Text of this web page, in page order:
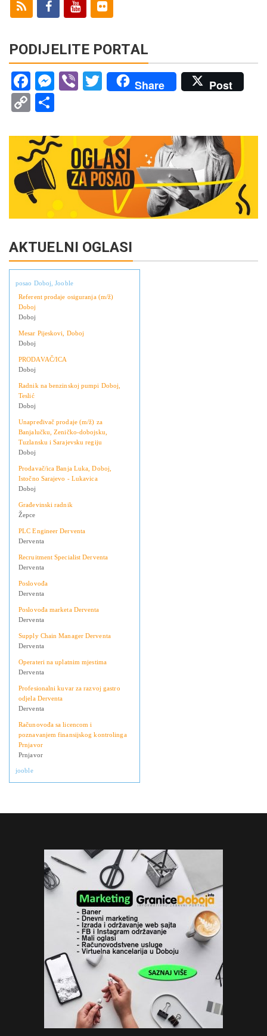
PODIJELITE PORTAL
Facebook
Messenger
ViberTwitter
Share Post
Copy
AKTUELNI OGLASI
posao Doboj, Jooble
Referent prodaje osiguranja (m/ž)
Doboj
Doboj
Mesar Pijeskovi, Doboj
Doboj
PRODAVAČ/ICA
Doboj
Radnik na benzinskoj pumpi Doboj,
Teslić
Doboj
Unapređivač prodaje (m/ž) za
Banjalučku, Zeničko-dobojsku,
Tuzlansku i Sarajevsku regiju
Doboj
Prodavač/ica Banja Luka, Doboj,
Istočno Sarajevo - Lukavica
Doboj
Građevinski radnik
Žepce
PLC Engineer Derventa
Derventa
Recruitment Specialist Derventa
Derventa
Poslovođa
Derventa
Poslovođa marketa Derventa
Derventa
Supply Chain Manager Derventa
Derventa
Operateri na uplatnim mjestima
Derventa
Profesionalni kuvar za razvoj gastro
odjela Derventa
Derventa
Računovođa sa licencom i
poznavanjem finansijskog kontrolinga
Prnjavor
Prnjavor
jooble